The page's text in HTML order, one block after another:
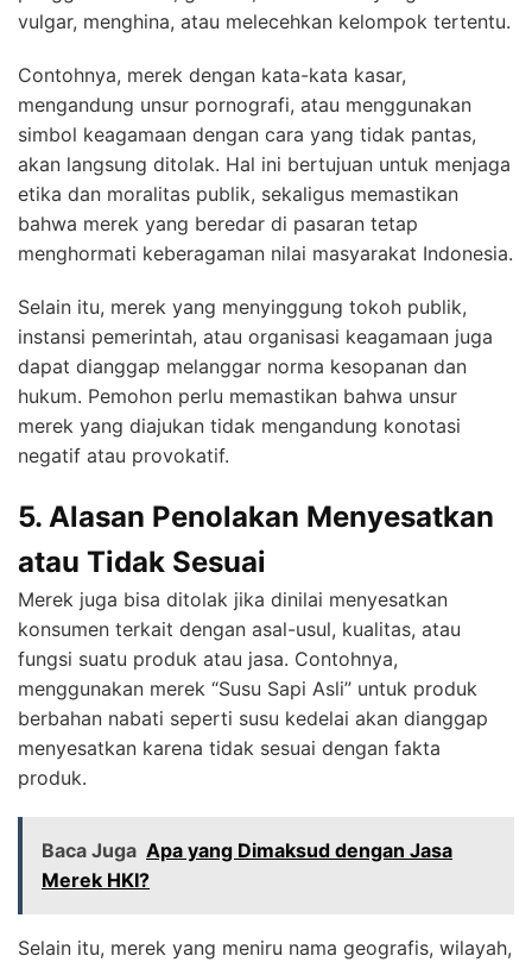
vulgar, menghina, atau melecehkan kelompok tertentu.
Contohnya, merek dengan kata-kata kasar,
mengandung unsur pornografi, atau menggunakan
simbol keagamaan dengan cara yang tidak pantas,
akan langsung ditolak. Hal ini bertujuan untuk menjaga
etika dan moralitas publik, sekaligus memastikan
bahwa merek yang beredar di pasaran tetap
menghormati keberagaman nilai masyarakat Indonesia.
Selain itu, merek yang menyinggung tokoh publik,
instansi pemerintah, atau organisasi keagamaan juga
dapat dianggap melanggar norma kesopanan dan
hukum. Pemohon perlu memastikan bahwa unsur
merek yang diajukan tidak mengandung konotasi
negatif atau provokatif.
5. Alasan Penolakan Menyesatkan
atau Tidak Sesuai
Merek juga bisa ditolak jika dinilai menyesatkan
konsumen terkait dengan asal-usul, kualitas, atau
fungsi suatu produk atau jasa. Contohnya,
menggunakan merek “Susu Sapi Asli” untuk produk
berbahan nabati seperti susu kedelai akan dianggap
menyesatkan karena tidak sesuai dengan fakta
produk.
Baca Juga Apa yang Dimaksud dengan Jasa
Merek HKI?
Selain itu, merek yang meniru nama geografis, wilayah,